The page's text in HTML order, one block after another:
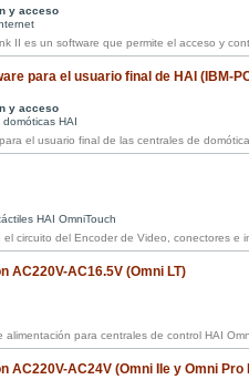
y acceso
II es un software que permite el acceso y
para el usuario final de HAI (IBM-
y acceso
HAI
el usuario final de las centrales de
HAI OmniTouch
el circuito del Encoder de Video, conectores e
AC220V-AC16.5V (Omni LT)
alimentación para centrales de control HAI
AC220V-AC24V (Omni IIe y Omni Pro